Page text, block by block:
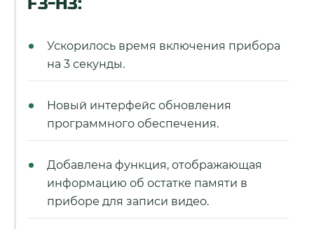
Ускорилось время включения прибора
на 3 секунды.
Новый интерфейс обновления
программного обеспечения.
Добавлена функция, отображающая
информацию об остатке памяти в
приборе для записи видео.